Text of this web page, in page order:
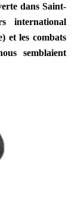
dans Saint-
international
et les combats
semblaient